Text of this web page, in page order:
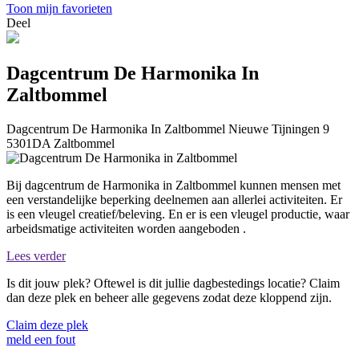
Toon mijn favorieten
Deel
Dagcentrum De Harmonika In
Zaltbommel
Dagcentrum De Harmonika In Zaltbommel Nieuwe Tijningen 9
5301DA Zaltbommel
Bij dagcentrum de Harmonika in Zaltbommel kunnen mensen met
een verstandelijke beperking deelnemen aan allerlei activiteiten. Er
is een vleugel creatief/beleving. En er is een vleugel productie, waar
arbeidsmatige activiteiten worden aangeboden .
Lees verder
Is dit jouw plek? Oftewel is dit jullie dagbestedings locatie? Claim
dan deze plek en beheer alle gegevens zodat deze kloppend zijn.
Claim deze plek
meld een fout